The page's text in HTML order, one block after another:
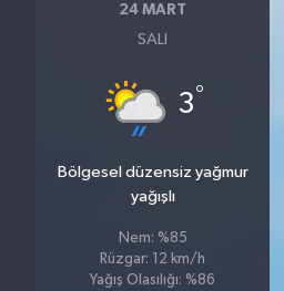
24 MART
SALI
3°
Bölgesel düzensiz yağmur
yağışlı
Nem: %85
Rüzgar: 12 km/h
Yağış Olasılığı: %86